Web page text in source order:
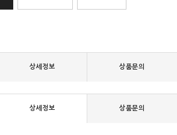
상세정보 상품문의
상세정보 상품문의